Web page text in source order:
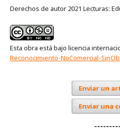
Derechos de autor 2021 Lecturas:
Esta obra está bajo licencia
Reconocimiento-NoComercial-
Enviar un
Enviar una